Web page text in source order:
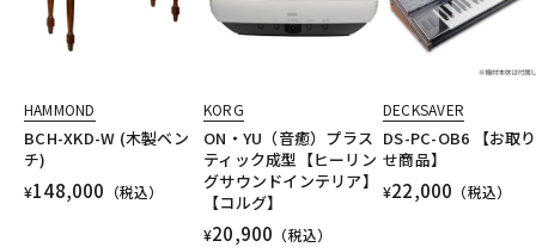
HAMMOND
BCH-XKD-W (木製ベン
チ)
¥148,000 （税込）
KORG
ON・YU（音癒）プラス
ティック成型【ヒーリン
グサウンドインテリア】
【コルグ】
¥20,900 （税込）
DECKSAVER
DS-PC-OB6 【お取
せ商品】
¥22,000 （税込）